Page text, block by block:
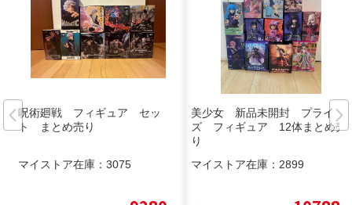
呪術廻戦 フィギュア セッ
ト まとめ売り
マイストア在庫： 3075
美少女 新品未開封 プライ
ズ フィギュア 12体まとめ売
り
マイストア在庫： 2899